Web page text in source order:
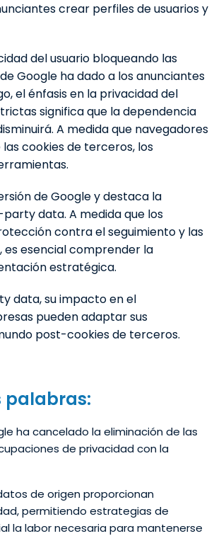
crear perfiles de usuarios y
del usuario bloqueando las
Google ha dado a los anunciantes
el énfasis en la privacidad del
significa que la dependencia
A medida que navegadores
cookies de terceros, los
de Google y destaca la
data. A medida que los
contra el seguimiento y las
es esencial comprender la
estratégica.
data, su impacto en el
pueden adaptar sus
post-cookies de terceros.
palabras:
ha cancelado la eliminación de las
de privacidad con la
de origen proporcionan
permitiendo estrategias de
la labor necesaria para mantenerse